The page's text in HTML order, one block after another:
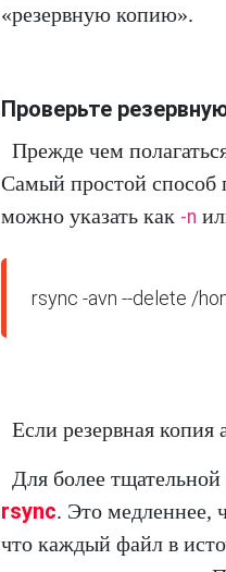
«резервную копию».
Проверьте
Прежде чем
Самый простой способ
можно указать как -n
rsync -avn --delete /
Если резервная копия
Для более
rsync. Это медленнее,
что каждый файл в